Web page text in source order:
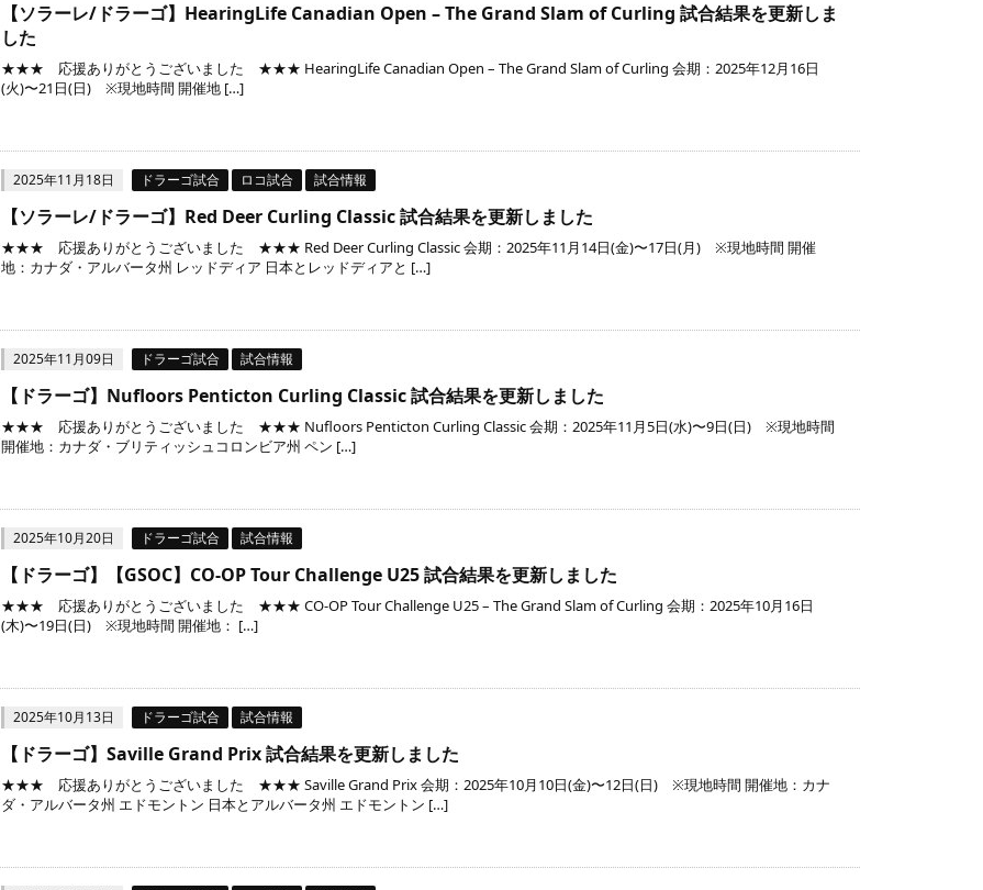
【ソラーレ/ドラーゴ】HearingLife Canadian Open – The Grand Slam of Curling 試合結果を更新しま
した
★★★ 応援ありがとうございました ★★★ HearingLife Canadian Open – The Grand Slam of Curling 会期：2025年12月16日
(火)〜21日(日) ※現地時間 開催地 […]
2025年11月18日 ドラーゴ試合 ロコ試合 試合情報
【ソラーレ/ドラーゴ】Red Deer Curling Classic 試合結果を更新しました
★★★ 応援ありがとうございました ★★★ Red Deer Curling Classic 会期：2025年11月14日(金)〜17日(月) ※現地時間 開催
地：カナダ・アルバータ州 レッドディア 日本とレッドディアと […]
2025年11月09日 ドラーゴ試合 試合情報
【ドラーゴ】Nufloors Penticton Curling Classic 試合結果を更新しました
★★★ 応援ありがとうございました ★★★ Nufloors Penticton Curling Classic 会期：2025年11月5日(水)〜9日(日) ※現地時間
開催地：カナダ・ブリティッシュコロンビア州 ペン […]
2025年10月20日 ドラーゴ試合 試合情報
【ドラーゴ】【GSOC】CO-OP Tour Challenge U25 試合結果を更新しました
★★★ 応援ありがとうございました ★★★ CO-OP Tour Challenge U25 – The Grand Slam of Curling 会期：2025年10月16日
(木)〜19日(日) ※現地時間 開催地： […]
2025年10月13日 ドラーゴ試合 試合情報
【ドラーゴ】Saville Grand Prix 試合結果を更新しました
★★★ 応援ありがとうございました ★★★ Saville Grand Prix 会期：2025年10月10日(金)〜12日(日) ※現地時間 開催地：カナ
ダ・アルバータ州 エドモントン 日本とアルバータ州 エドモントン […]